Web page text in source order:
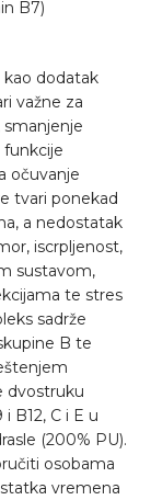
B7)
kao dodatak
važne za
funkcije
očuvanje
tvari ponekad
a nedostatak
iscrpljenost,
sustavom,
te stres
sadrže
B te
dvostruku
B12, C i E u
(200% PU).
osobama
vremena